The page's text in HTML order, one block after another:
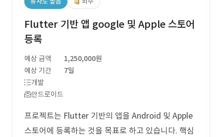
Flutter 기반 앱 google 및 Apple 스토어
등록
예상 금액
1,250,000원
예상 기간
7일
개발
안드로이드
프로젝트는 Flutter 기반의 앱을 Android 및 Apple
스토어에 등록하는 것을 목표로 하고 있습니다. 핵심